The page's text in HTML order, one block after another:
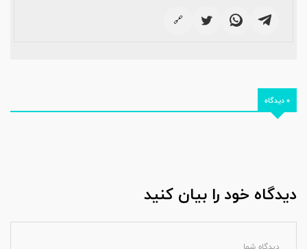
🔗
0 دیدگاه
دیدگاه خود را بیان کنید